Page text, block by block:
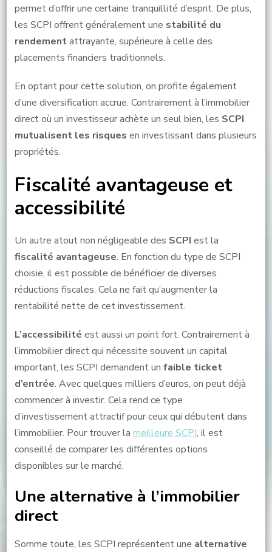
permet d’offrir une certaine tranquillité d’esprit. De plus,
les SCPI offrent généralement une stabilité du
rendementattrayante, supérieure à celle des
placements financiers traditionnels.
En optant pour cette solution, on profite également
d’une diversification accrue. Contrairement à l’immobilier
direct où un investisseur achète un seul bien, les SCPI
mutualisent les risques en investissant dans plusieurs
propriétés.
Fiscalité avantageuse et
accessibilité
Un autre atout non négligeable des SCPI est la
fiscalité avantageuse. En fonction du type de SCPI
choisie, il est possible de bénéficier de diverses
réductions fiscales. Cela ne fait qu’augmenter la
rentabilité nette de cet investissement.
L’accessibilité est aussi un point fort. Contrairement à
l’immobilier direct qui nécessite souvent un capital
important, les SCPI demandent un faible ticket
d’entrée. Avec quelques milliers d’euros, on peut déjà
commencer à investir. Cela rend ce type
d’investissement attractif pour ceux qui débutent dans
l’immobilier. Pour trouver la meilleure SCPI, il est
conseillé de comparer les différentes options
disponibles sur le marché.
Une alternative à l’immobilier
direct
Somme toute, les SCPI représentent une alternative